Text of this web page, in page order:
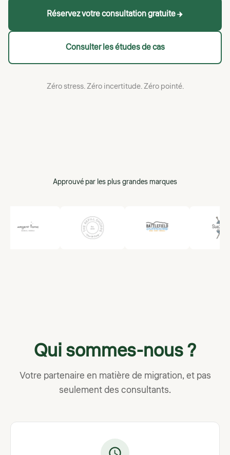
Réservez votre consultation gratuite
Consulter les études de cas
Zéro stress. Zéro incertitude. Zéro pointé.
Approuvé par les plus grandes marques
Qui sommes-nous ?
Votre partenaire en matière de migration, et pas
seulement des consultants.